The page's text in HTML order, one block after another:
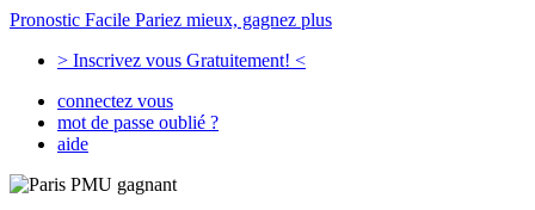
Pronostic Facile Pariez mieux, gagnez plus
> Inscrivez vous Gratuitement! <
connectez vous
mot de passe oublié ?
aide